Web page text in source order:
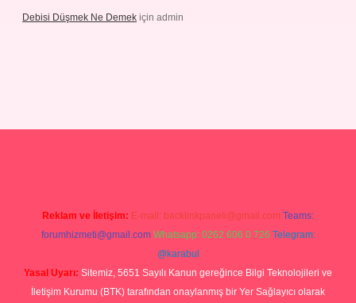
Debisi Düşmek Ne Demek için admin
Reklam ve İletişim: E-mail: backlinkpaneli@gmail.com Teams:
forumhizmeti@gmail.com Whatsapp: 0262 606 0 726 Telegram:
@karabul
Yasal Uyarı: Sitemiz, 5651 Sayılı Kanun gereğince Bilgi Teknolojileri ve
İletişim Kurumu (BTK) tarafından onaylanmış bir Yer Sağlayıcı olarak